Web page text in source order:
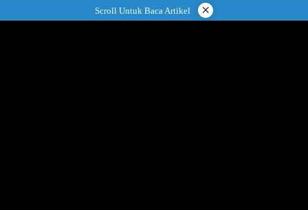
ke
Scroll Untuk Baca Artikel ×